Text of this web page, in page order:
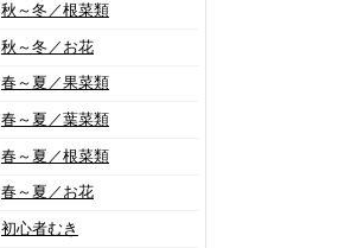
秋～冬／根菜類
秋～冬／お花
春～夏／果菜類
春～夏／葉菜類
春～夏／根菜類
春～夏／お花
初心者むき